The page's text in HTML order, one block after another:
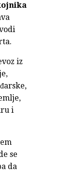
iz
i
se
da